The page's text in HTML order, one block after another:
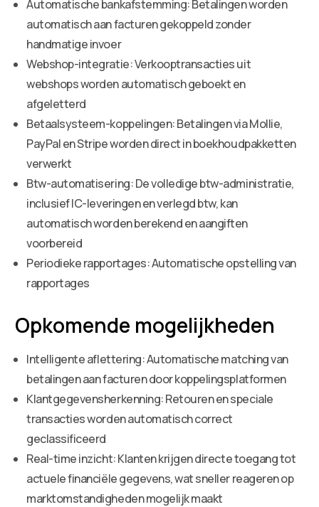
Automatische bankafstemming: Betalingen worden
automatisch aan facturen gekoppeld zonder
handmatige invoer
Webshop-integratie: Verkooptransacties uit
webshops worden automatisch geboekt en
afgeletterd
Betaalsysteem-koppelingen: Betalingen via Mollie,
PayPal en Stripe worden direct in boekhoudpakketten
verwerkt
Btw-automatisering: De volledige btw-administratie,
inclusief IC-leveringen en verlegd btw, kan
automatisch worden berekend en aangiften
voorbereid
Periodieke rapportages: Automatische opstelling van
rapportages
Opkomende mogelijkheden
Intelligente aflettering: Automatische matching van
betalingen aan facturen door koppelingsplatformen
Klantgegevensherkenning: Retouren en speciale
transacties worden automatisch correct
geclassificeerd
Real-time inzicht: Klanten krijgen directe toegang tot
actuele financiële gegevens, wat sneller reageren op
marktomstandigheden mogelijk maakt